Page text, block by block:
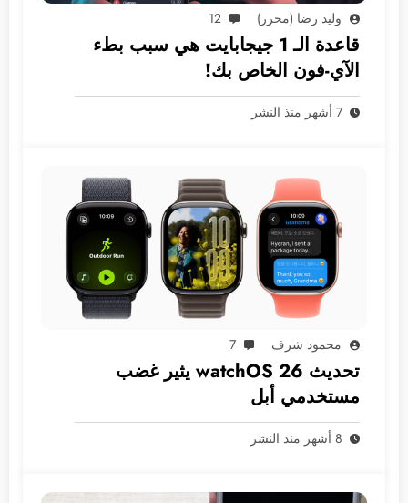
وليد رضا (محرر) 12
قاعدة الـ 1 جيجابايت هي سبب بطء
الآي-فون الخاص بك!
7 أشهر منذ النشر
محمود شرف 7
تحديث watchOS 26 يثير غضب
مستخدمي أبل
8 أشهر منذ النشر